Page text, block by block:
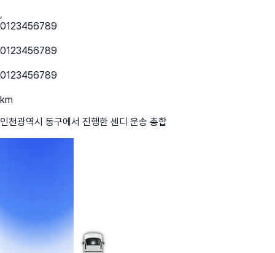
,
0123456789
0123456789
0123456789
km
인천광역시 동구에서 진행한 센디 운송 총합